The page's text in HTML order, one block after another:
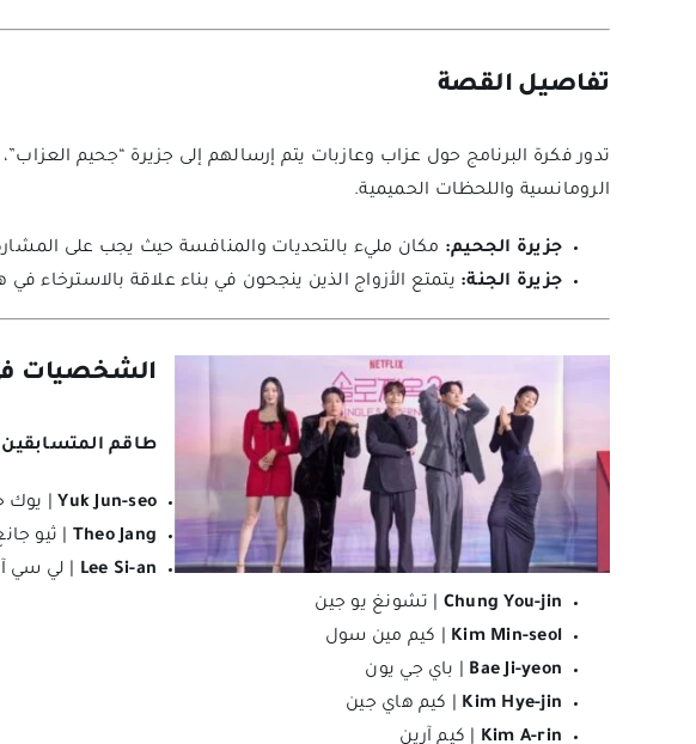
تفاصيل القصة
تدور فكرة البرنامج حول عزاب وعازبات يتم إرسالهم إلى جزيرة “جحيم
الرومانسية واللحظات الحميمية.
جزيرة الجحيم: مكان مليء بالتحديات والمنافسة حيث يجب على
جزيرة الجنة: يتمتع الأزواج الذين ينجحون في بناء علاقة بالاسترخاء في
الشخصيات
طاقم المتسابقين
Yuk Jun-seo | يوك
Theo Jang
| ثيو
Lee Si-an | لي سي
Chung You-jin | تشونغ يو جين
Kim Min-seol | كيم مين سول
Bae Ji-yeon | باي جي يون
Kim Hye-jin | كيم هاي جين
Kim A-rin | كيم آرين